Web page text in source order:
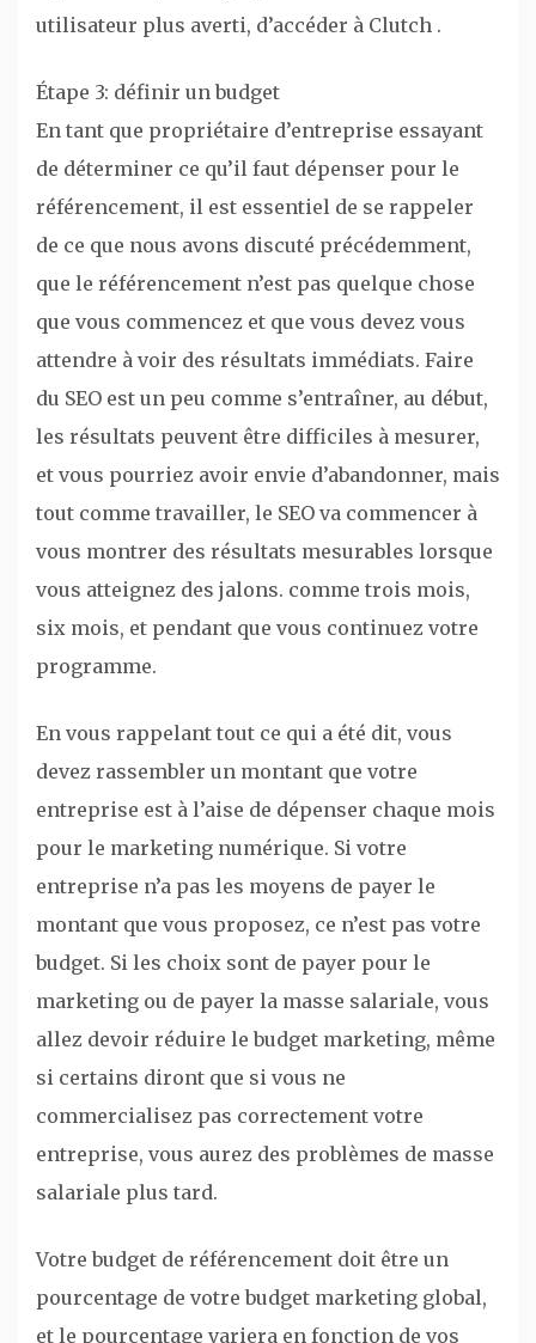
utilisateur plus averti, d’accéder à Clutch .
Étape 3: définir un budget
En tant que propriétaire d’entreprise essayant
de déterminer ce qu’il faut dépenser pour le
référencement, il est essentiel de se rappeler
de ce que nous avons discuté précédemment,
que le référencement n’est pas quelque chose
que vous commencez et que vous devez vous
attendre à voir des résultats immédiats. Faire
du SEO est un peu comme s’entraîner, au début,
les résultats peuvent être difficiles à mesurer,
et vous pourriez avoir envie d’abandonner, mais
tout comme travailler, le SEO va commencer à
vous montrer des résultats mesurables lorsque
vous atteignez des jalons. comme trois mois,
six mois, et pendant que vous continuez votre
programme.
En vous rappelant tout ce qui a été dit, vous
devez rassembler un montant que votre
entreprise est à l’aise de dépenser chaque mois
pour le marketing numérique. Si votre
entreprise n’a pas les moyens de payer le
montant que vous proposez, ce n’est pas votre
budget. Si les choix sont de payer pour le
marketing ou de payer la masse salariale, vous
allez devoir réduire le budget marketing, même
si certains diront que si vous ne
commercialisez pas correctement votre
entreprise, vous aurez des problèmes de masse
salariale plus tard.
Votre budget de référencement doit être un
pourcentage de votre budget marketing global,
et le pourcentage variera en fonction de vos